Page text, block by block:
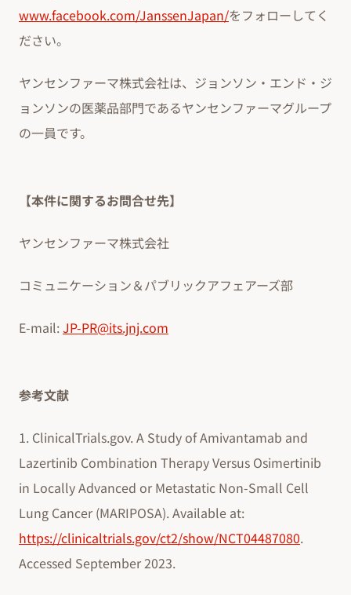
www.facebook.com/JanssenJapan/をフォローしてく
ださい。
ヤンセンファーマ株式会社は、ジョンソン・エンド・ジ
ョンソンの医薬品部門であるヤンセンファーマグループ
の一員です。
【本件に関するお問合せ先】
ヤンセンファーマ株式会社
コミュニケーション＆パブリックアフェアーズ部
E-mail:JP-PR@its.jnj.com
参考文献
1. ClinicalTrials.gov. A Study of Amivantamab and
Lazertinib Combination Therapy Versus Osimertinib
in Locally Advanced or Metastatic Non-Small Cell
Lung Cancer (MARIPOSA). Available at:
https://clinicaltrials.gov/ct2/show/NCT04487080.
Accessed September 2023.